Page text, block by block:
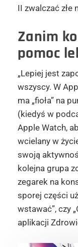
II zwalczać złe
Zanim
pomoc
„Lepiej jest
wszyscy. W
ma „fioła” na
(kiedyś w
Apple Watch,
wcielany w
swoją
kolejna grupa
zegarek na
sporej części
wstawać”, czy
aplikacji